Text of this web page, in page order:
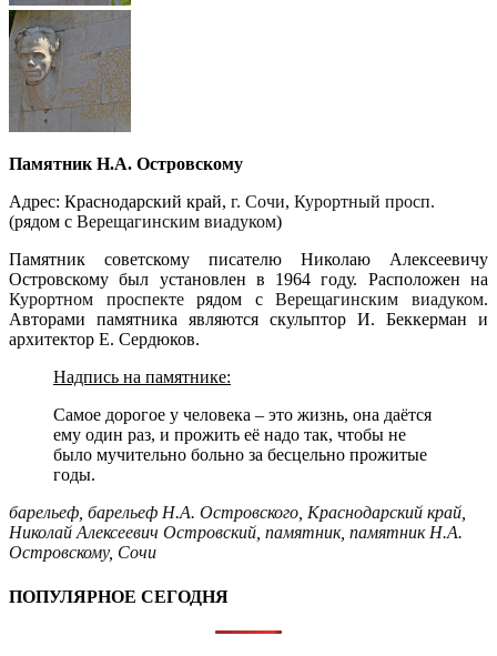
Памятник Н.А. Островскому
Адрес: Краснодарский край, г. Сочи, Курортный просп.
(рядом с Верещагинским виадуком)
Памятник советскому писателю Николаю Алексеевичу
Островскому был установлен в 1964 году. Расположен на
Курортном проспектерядом сВерещагинским виадуком.
Авторами памятника являются скульптор И. Беккерман и
архитектор Е. Сердюков.
Надпись на памятнике:
Самое дорогое у человека – это жизнь, она даётся
ему один раз, и прожить её надо так, чтобы не
было мучительно больно за бесцельно прожитые
годы.
барельеф барельеф Н.А. Островского Краснодарский край
Николай Алексеевич Островский памятник, памятник Н.А.
Островскому, Сочи
ПОПУЛЯРНОЕ СЕГОДНЯ